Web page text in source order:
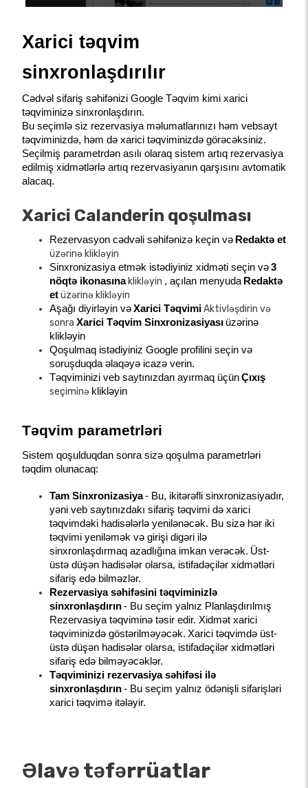
Xarici təqvim
sinxronlaşdırılır
Cədvəl sifariş səhifənizi Google Təqvim kimi xarici
təqviminizə sinxronlaşdırın.
Bu seçimlə siz rezervasiya məlumatlarınızı həm vebsayt
təqviminizdə, həm də xarici təqviminizdə görəcəksiniz.
Seçilmiş parametrdən asılı olaraq sistem artıq rezervasiya
edilmiş xidmətlərlə artıq rezervasiyanın qarşısını avtomatik
alacaq.
Xarici Calanderin qoşulması
Rezervasyon cədvəli səhifənizə keçin və Redaktə et
üzərinə klikləyin
Sinxronizasiya etmək istədiyiniz xidməti seçin və3
nöqtə ikonasınaklikləyin , açılan menyuda Redaktə
etüzərinə klikləyin
Aşağı diyirləyin vəXarici TəqvimiAktivləşdirin və
sonra Xarici Təqvim Sinxronizasiyası üzərinə
klikləyin
Qoşulmaq istədiyiniz Google profilini seçin və
soruşduqda əlaqəyə icazə verin.
Təqviminizi veb saytınızdan ayırmaq üçünÇıxış
seçiminə klikləyin
Təqvim parametrləri
Sistem qoşulduqdan sonra sizə qoşulma parametrləri
təqdim olunacaq:
Tam Sinxronizasiya- Bu, ikitərəfli sinxronizasiyadır,
yəni veb saytınızdakı sifariş təqvimi də xarici
təqvimdəki hadisələrlə yenilənəcək. Bu sizə hər iki
təqvimi yeniləmək və girişi digəri ilə
sinxronlaşdırmaq azadlığına imkan verəcək. Üst-
üstə düşən hadisələr olarsa, istifadəçilər xidmətləri
sifariş edə bilməzlər.
Rezervasiya səhifəsini təqviminizlə
sinxronlaşdırın- Bu seçim yalnız Planlaşdırılmış
Rezervasiya təqviminə təsir edir. Xidmət xarici
təqviminizdə göstərilməyəcək. Xarici təqvimdə üst-
üstə düşən hadisələr olarsa, istifadəçilər xidmətləri
sifariş edə bilməyəcəklər.
Təqviminizi rezervasiya səhifəsi ilə
sinxronlaşdırın- Bu seçim yalnız ödənişli sifarişləri
xarici təqvimə itələyir.
Əlavə təfərrüatlar